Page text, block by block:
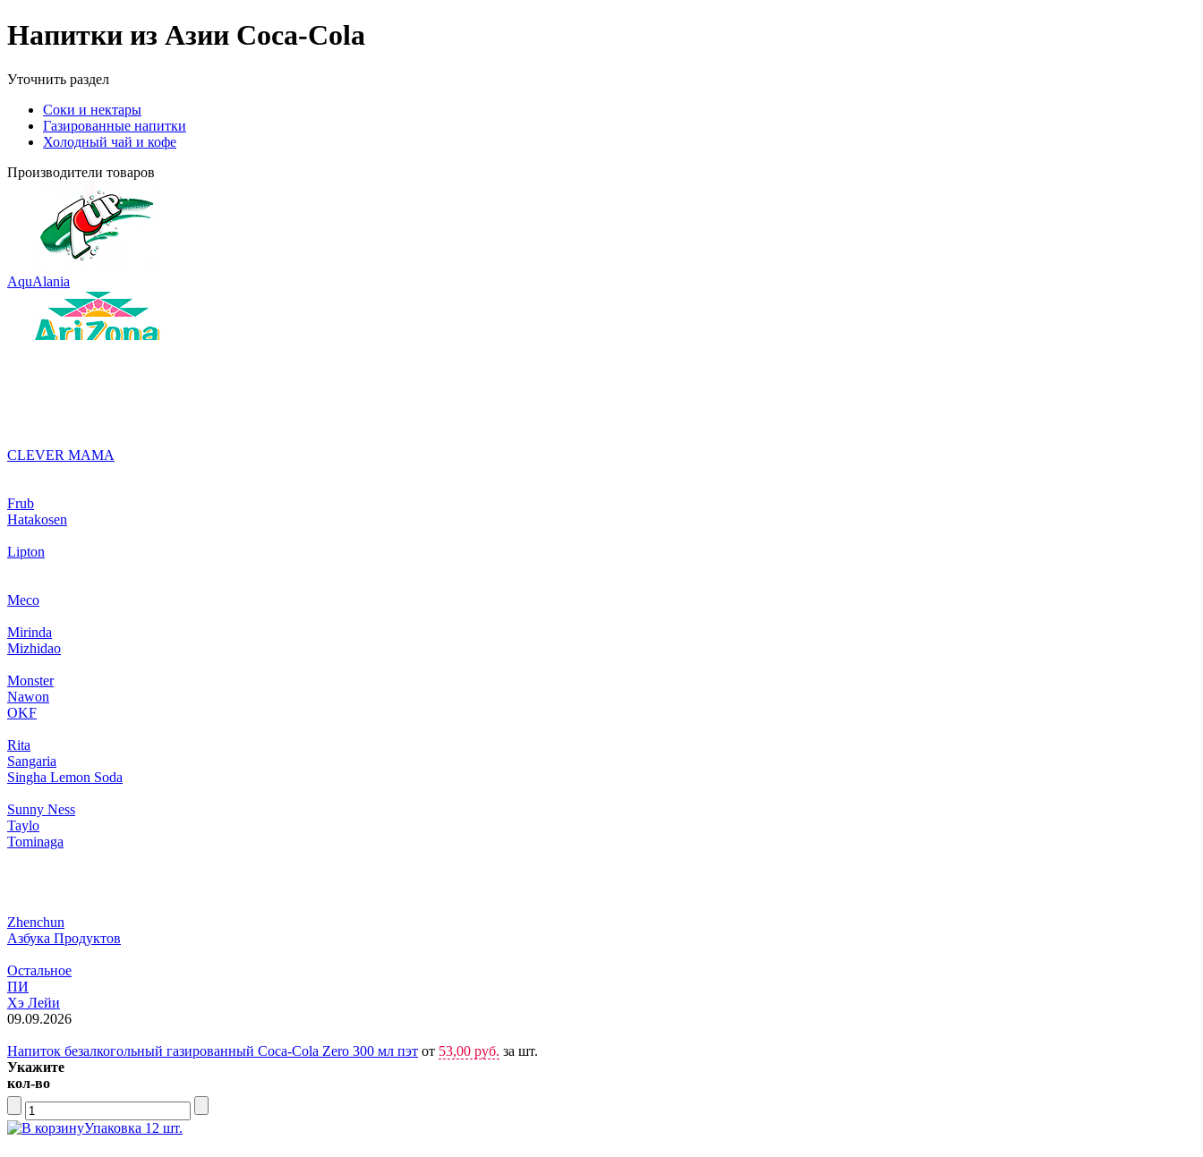
Напитки из Азии Coca-Cola
Уточнить раздел
Соки и нектары
Газированные напитки
Холодный чай и кофе
Производители товаров
AquAlania
CLEVER MAMA
Frub
Hatakosen
Lipton
Meco
Mirinda
Mizhidao
Monster
Nawon
OKF
Rita
Sangaria
Singha Lemon Soda
Sunny Ness
Taylo
Tominaga
Zhenchun
Азбука Продуктов
Остальное
ПИ
Хэ Лейи
09.09.2026
Напиток безалкогольный газированный Coca-Cola Zero 300 мл пэт от 53,00 руб. за шт.
Укажите
кол-во
Упаковка 12 шт.